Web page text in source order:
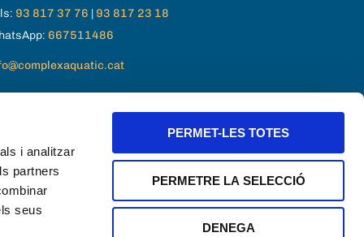
i analitzar
partners
seus
PERMET-LES TOTES
PERMETRE LA SELECCIÓ
DENEGA
93 817 37 76 | 93 817 23 18
667511486